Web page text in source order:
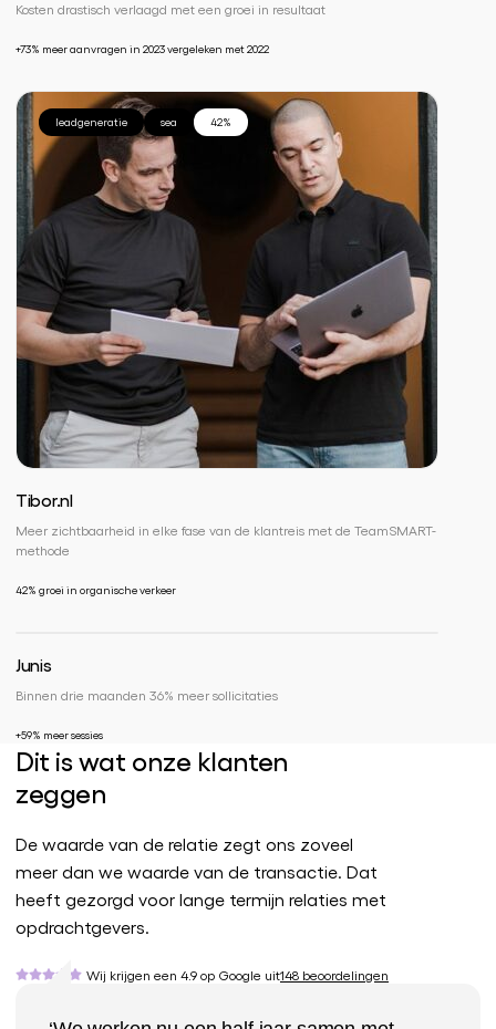
Kosten drastisch verlaagd met een groei in resultaat
+73% meer aanvragen in 2023 vergeleken met 2022
leadgeneratie sea 42%
Tibor.nl
Meer zichtbaarheid in elke fase van de klantreis met de TeamSMART-
methode
42% groei in organische verkeer
Junis
Binnen drie maanden 36% meer sollicitaties
+59% meer sessies
Dit is wat onze klanten
zeggen
De waarde van de relatie zegt ons zoveel
meer dan we waarde van de transactie. Dat
heeft gezorgd voor lange termijn relaties met
opdrachtgevers.
Wij krijgen een 4.9 op Google uit148 beoordelingen